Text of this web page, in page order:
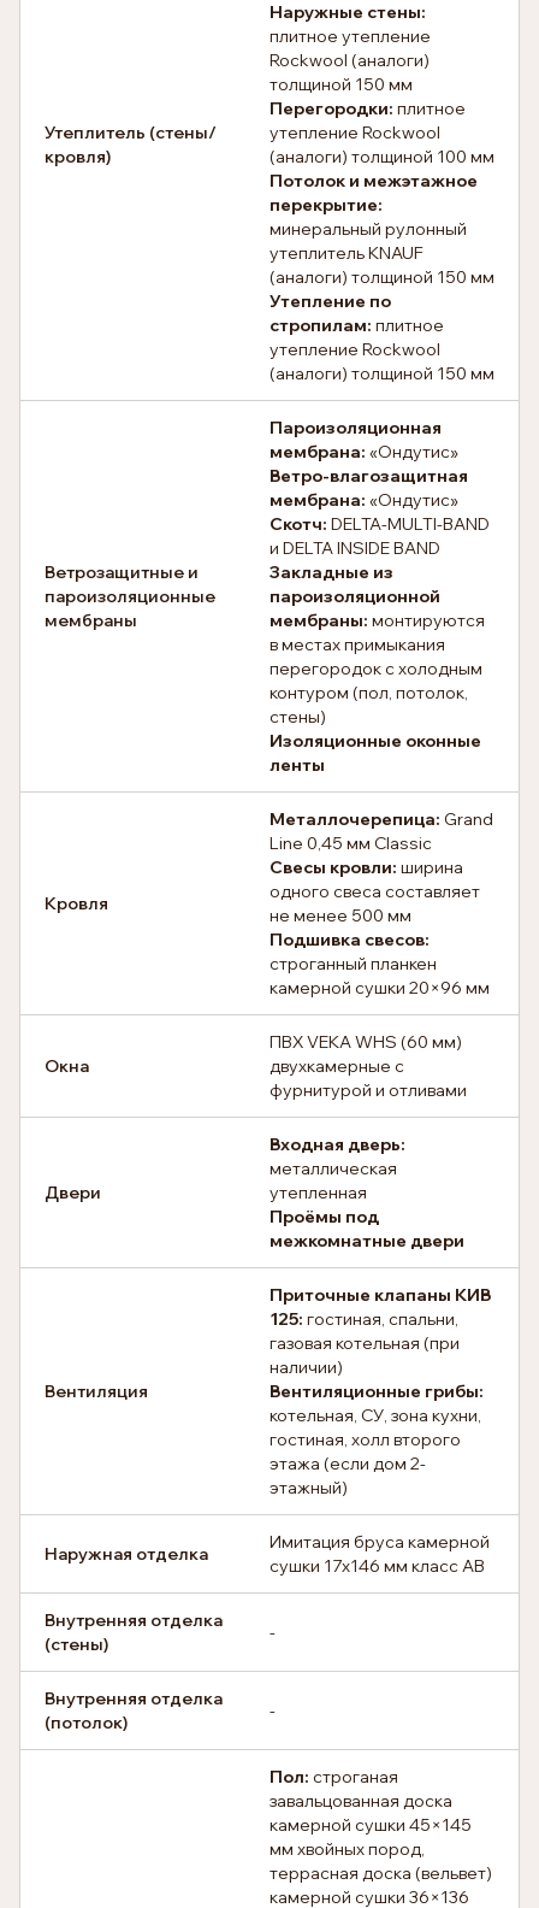
Утеплитель (стены/
кровля)
Наружные стены:
плитное утепление
Rockwool (аналоги)
толщиной 150 мм
Перегородки: плитное
утепление Rockwool
(аналоги) толщиной 100 мм
Потолок и межэтажное
перекрытие:
минеральный рулонный
утеплитель KNAUF
(аналоги) толщиной 150 мм
Утепление по
стропилам: плитное
утепление Rockwool
(аналоги) толщиной 150 мм
Ветрозащитные и
пароизоляционные
мембраны
Пароизоляционная
мембрана: «Ондутис»
Ветро-влагозащитная
мембрана: «Ондутис»
Скотч: DELTA-MULTI-BAND
и DELTA INSIDE BAND
Закладные из
пароизоляционной
мембраны: монтируются
в местах примыкания
перегородок с холодным
контуром (пол, потолок,
стены)
Изоляционные оконные
ленты
Кровля
Металлочерепица: Grand
Line 0,45 мм Classic
Свесы кровли: ширина
одного свеса составляет
не менее 500 мм
Подшивка свесов:
строганный планкен
камерной сушки 20×96 мм
Окна
ПВХ VEKA WHS (60 мм)
двухкамерные с
фурнитурой и отливами
Двери
Входная дверь:
металлическая
утепленная
Проёмы под
межкомнатные двери
Вентиляция
Приточные клапаны КИВ
125: гостиная, спальни,
газовая котельная (при
наличии)
Вентиляционные грибы:
котельная, СУ, зона кухни,
гостиная, холл второго
этажа (если дом 2-
этажный)
Наружная отделка
Имитация бруса камерной
сушки 17х146 мм класс АВ
Внутренняя отделка
(стены)
-
Внутренняя отделка
(потолок)
-
Пол: строганая
завальцованная доска
камерной сушки 45×145
мм хвойных пород,
террасная доска (вельвет)
камерной сушки 36×136